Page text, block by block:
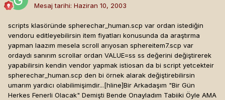
Mesaj tarihi: Haziran 10, 2003
scripts klasöründe spherechar_human.scp var ordan istediğin
vendoru editleyebilirsin item fiyatları konusunda da araştırma
yapman laazım mesela scroll arıyosan sphereitem7.scp var
ordaydı sanırım scrollar ordan VALUE=ss ss değerini değiştirerek
yapabilirsin kendin vendor yapmak istiosan da bi script yetcekteir
spherechar_human.scp den bi örnek alarak değiştirebilirsin
umarım yardıcı olabilimişimdir...[hline]Bir Arkadaşım "Bir Gün
Herkes Fenerli Olacak" Demişti Bende Onayladım Tabiiki Öyle AMA